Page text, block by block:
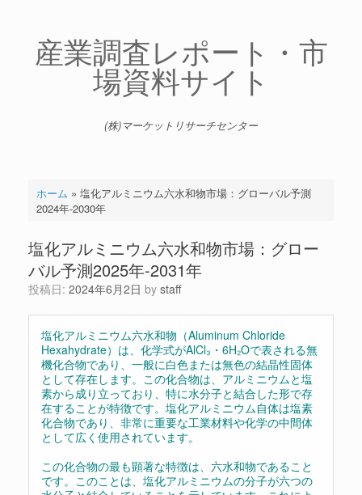
産業調査レポート・市
場資料サイト
(株)マーケットリサーチセンター
ホーム » 塩化アルミニウム六水和物市場：グローバル予測
2024年-2030年
塩化アルミニウム六水和物市場：グロー
バル予測2025年-2031年
投稿日: 2024年6月2日 by staff
塩化アルミニウム六水和物（Aluminum Chloride
Hexahydrate）は、化学式がAlCl₃・6H₂Oで表される無
機化合物であり、一般に白色または無色の結晶性固体
として存在します。この化合物は、アルミニウムと塩
素から成り立っており、特に水分子と結合した形で存
在することが特徴です。塩化アルミニウム自体は塩素
化合物であり、非常に重要な工業材料や化学の中間体
として広く使用されています。
この化合物の最も顕著な特徴は、六水和物であること
です。このことは、塩化アルミニウムの分子が六つの